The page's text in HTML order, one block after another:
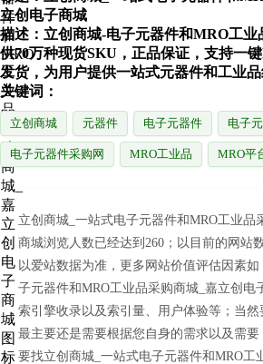
立创电子商城
描述：立创商城-电子元器件和MRO工业
供70万种现货SKU，正品保证，支持一
发货，为用户提供一站式元器件和工业品
关键词：
立创商城 元器件 电子元器件 电子
电子元器件采购网 MRO工业品 MRO平
立创商城_一站式电子元器件和MRO工业品
商城浏览人数已经达到260；以目前的网站
以爱站数据为准，更多网站价值评估因素
子元器件和MRO工业品采购商城_嘉立创电
索引擎收录以及索引量、用户体验等；当然
最主要还是需要根据您自身的需求以及需
要找立创商城_一站式电子元器件和MRO工